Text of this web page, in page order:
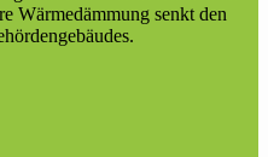
Wärmedämmung senkt den